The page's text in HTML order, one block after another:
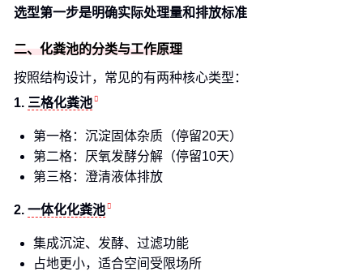
选型第一步是明确实际处理量和排放标准
二、化粪池的分类与工作原理
按照结构设计，常见的有两种核心类型：
1. 三格化粪池
第一格：沉淀固体杂质（停留20天）
第二格：厌氧发酵分解（停留10天）
第三格：澄清液体排放
2. 一体化化粪池
集成沉淀、发酵、过滤功能
占地更小，适合空间受限场所